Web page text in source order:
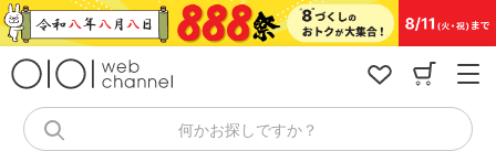
コ
ン
何かお探しですか？